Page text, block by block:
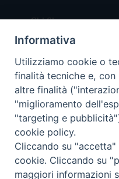
Chi Siamo
Redazione
Scrivici
Copyright ©
Trentina Editrice
Informativa
Utilizziamo cookie o
finalità tecniche e,
altre finalità
"miglioramento
"targeting e
cookie policy.
Cliccando su
cookie. Cliccando su
maggiori informazioni